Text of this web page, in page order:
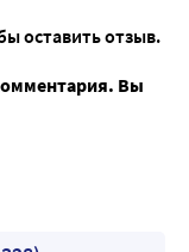
оставить отзыв.
Вы